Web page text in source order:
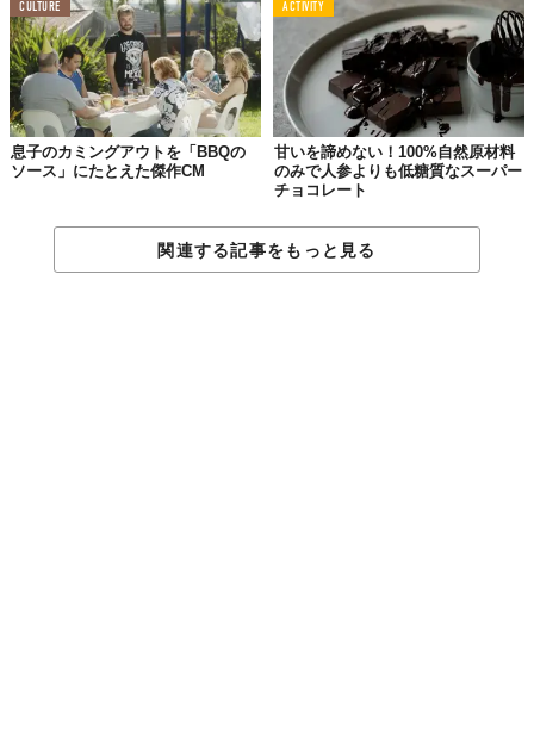
CULTURE
息子のカミングアウトを「BBQの
ソース」にたとえた傑作CM
ACTIVITY
甘いを諦めない！100%自然原材料
のみで人参よりも低糖質なスーパー
チョコレート
関連する記事をもっと見る